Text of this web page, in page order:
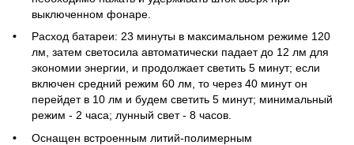
выключенном фонаре.
Расход батареи: 23 минуты в максимальном режиме 120
лм, затем светосила автоматически падает до 12 лм для
экономии энергии, и продолжает светить 5 минут; если
включен средний режим 60 лм, то через 40 минут он
перейдет в 10 лм и будем светить 5 минут; минимальный
режим - 2 часа; лунный свет - 8 часов.
Оснащен встроенным литий-полимерным